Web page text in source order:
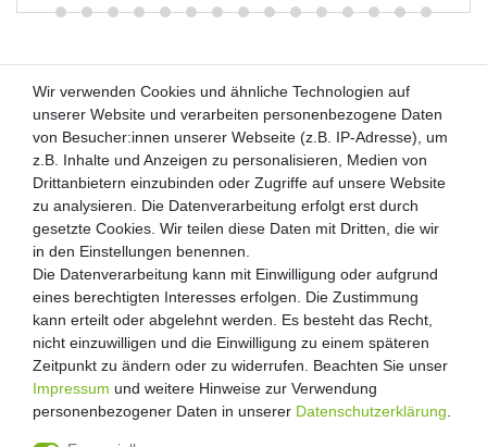
Kunden-Anfragen: info@zooheld.de
Über uns
Zahlung und Versand
Retouren
Zooheld Blog
Widerrufsrecht
Vertrag widerrufen
Geschäftsbedingungen
Impressum
Wir verwenden Cookies und ähnliche Technologien auf
unserer Website und verarbeiten personenbezogene Daten
von Besucher:innen unserer Webseite (z.B. IP-Adresse), um
z.B. Inhalte und Anzeigen zu personalisieren, Medien von
Drittanbietern einzubinden oder Zugriffe auf unsere Website
zu analysieren. Die Datenverarbeitung erfolgt erst durch
gesetzte Cookies. Wir teilen diese Daten mit Dritten, die wir
in den Einstellungen benennen.
Die Datenverarbeitung kann mit Einwilligung oder aufgrund
eines berechtigten Interesses erfolgen. Die Zustimmung
kann erteilt oder abgelehnt werden. Es besteht das Recht,
nicht einzuwilligen und die Einwilligung zu einem späteren
Zeitpunkt zu ändern oder zu widerrufen. Beachten Sie unser
Impressum und weitere Hinweise zur Verwendung
personenbezogener Daten in unserer Daten­schutz­erklärung
Wir verwenden Cookies und ähnliche Technologien auf
unserer Website und verarbeiten personenbezogene Daten
von Besucher:innen unserer Webseite (z.B. IP-Adresse), um
z.B. Inhalte und Anzeigen zu personalisieren, Medien von
Drittanbietern einzubinden oder Zugriffe auf unsere Website
zu analysieren. Die Datenverarbeitung erfolgt erst durch
gesetzte Cookies. Wir teilen diese Daten mit Dritten, die wir
in den Einstellungen benennen.
Die Datenverarbeitung kann mit Einwilligung oder aufgrund
eines berechtigten Interesses erfolgen. Die Zustimmung
kann erteilt oder abgelehnt werden. Es besteht das Recht,
nicht einzuwilligen und die Einwilligung zu einem späteren
Zeitpunkt zu ändern oder zu widerrufen. Beachten Sie unser
Impressum und weitere Hinweise zur Verwendung
personenbezogener Daten in unserer Daten­schutz­erklärung